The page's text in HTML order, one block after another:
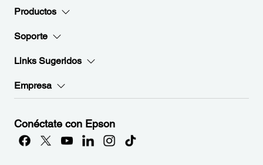
Productos
Soporte
Links Sugeridos
Empresa
Conéctate con Epson